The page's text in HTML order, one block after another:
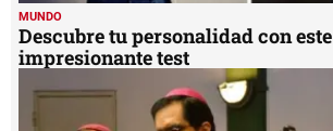
MUNDO
Descubre tu personalidad con este
impresionante test